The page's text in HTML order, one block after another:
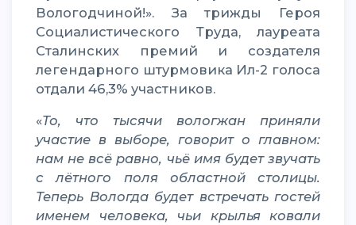
Вологодчиной!». За трижды Героя
Социалистического Труда, лауреата
Сталинских премий и создателя
легендарного штурмовика Ил-2 голоса
отдали 46,3% участников.
«То, что тысячи вологжан приняли
участие в выборе, говорит о главном:
нам не всё равно, чьё имя будет звучать
с лётного поля областной столицы.
Теперь Вологда будет встречать гостей
именем человека, чьи крылья ковали